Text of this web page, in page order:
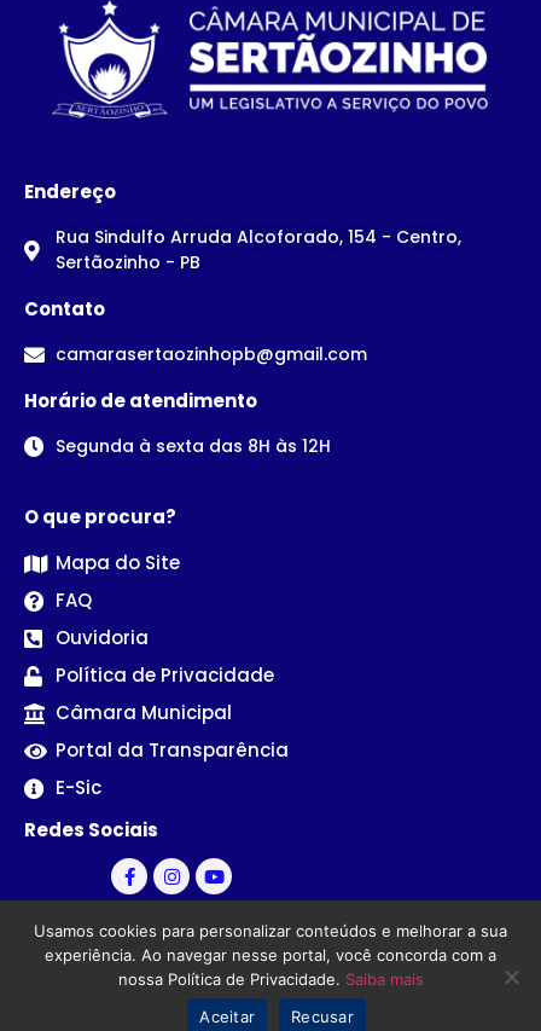
Endereço
Rua Sindulfo Arruda Alcoforado, 154 - Centro,
Sertãozinho - PB
Contato
camarasertaozinhopb@gmail.com
Horário de atendimento
Segunda à sexta das 8H às 12H
O que procura?
Mapa do Site
FAQ
Ouvidoria
Política de Privacidade
Câmara Municipal
Portal da Transparência
E-Sic
Redes Sociais
© Câmara Municipal de Sertãozinho - PB | Desenvolvido por
Usamos cookies para personalizar conteúdos e melhorar a sua
experiência. Ao navegar nesse portal, você concorda com a
nossa Política de Privacidade. Saiba mais
Aceitar
Recusar